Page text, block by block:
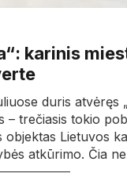
karinis
duris atvėręs
– trečiasis tokio
Lietuvos
atkūrimo. Čia